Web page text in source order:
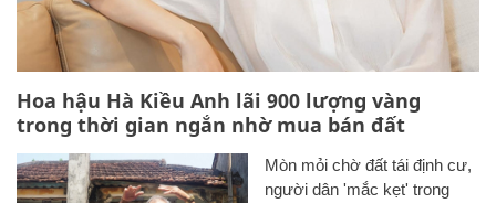
Hoa hậu Hà Kiều Anh lãi 900 lượng vàng
trong thời gian ngắn nhờ mua bán đất
Mòn mỏi chờ đất tái định cư,
người dân 'mắc kẹt' trong